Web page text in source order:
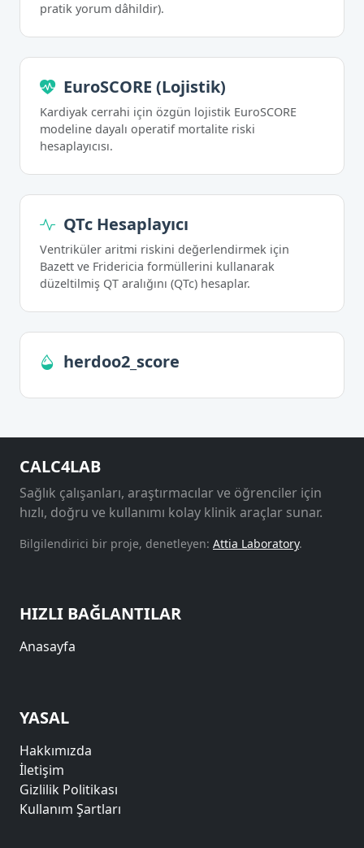
pratik yorum dâhildir).
EuroSCORE (Lojistik)
Kardiyak cerrahi için özgün lojistik EuroSCORE
modeline dayalı operatif mortalite riski
hesaplayıcısı.
QTc Hesaplayıcı
Ventriküler aritmi riskini değerlendirmek için
Bazett ve Fridericia formüllerini kullanarak
düzeltilmiş QT aralığını (QTc) hesaplar.
herdoo2_score
CALC4LAB
Sağlık çalışanları, araştırmacılar ve öğrenciler için
hızlı, doğru ve kullanımı kolay klinik araçlar sunar.
Bilgilendirici bir proje, denetleyen: Attia Laboratory.
HIZLI BAĞLANTILAR
Anasayfa
YASAL
Hakkımızda
İletişim
Gizlilik Politikası
Kullanım Şartları